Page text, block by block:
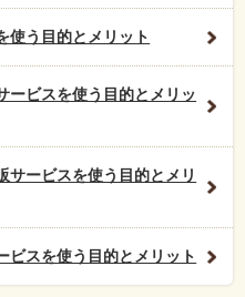
使う目的とメリット
ービスを使う目的とメリッ
サービスを使う目的とメリ
ビスを使う目的とメリット